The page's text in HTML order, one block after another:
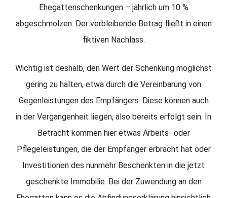
Ehegattenschenkungen – jährlich um 10 %
abgeschmolzen. Der verbleibende Betrag fließt in einen
fiktiven Nachlass.
Wichtig ist deshalb, den Wert der Schenkung möglichst
gering zu halten, etwa durch die Vereinbarung von
Gegenleistungen des Empfängers. Diese können auch
in der Vergangenheit liegen, also bereits erfolgt sein. In
Betracht kommen hier etwas Arbeits- oder
Pflegeleistungen, die der Empfänger erbracht hat oder
Investitionen des nunmehr Beschenkten in die jetzt
geschenkte Immobilie. Bei der Zuwendung an den